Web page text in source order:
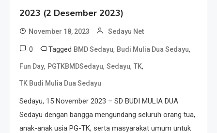
2023 (2 Desember 2023)
November 18, 2023 Sedayu Net
0 Tagged BMD Sedayu, Budi Mulia Dua Sedayu,
Fun Day, PGTKBMDSedayu, Sedayu, TK,
TK Budi Mulia Dua Sedayu
Sedayu, 15 November 2023 – SD BUDI MULIA DUA
Sedayu dengan bangga mengundang seluruh orang tua,
anak-anak usia PG-TK, serta masyarakat umum untuk